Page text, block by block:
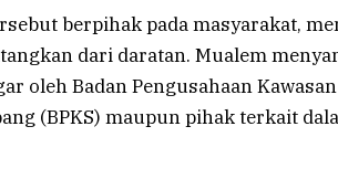
berpihak pada masyarakat,
dari daratan. Mualem
oleh Badan Pengusahaan
(BPKS) maupun pihak terkait